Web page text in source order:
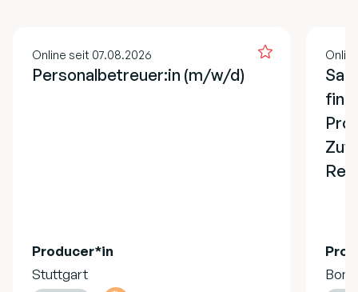
Online seit 07.08.2026
Personalbetreuer:in (m/w/d)
Producer*in
Stuttgart
Bonn